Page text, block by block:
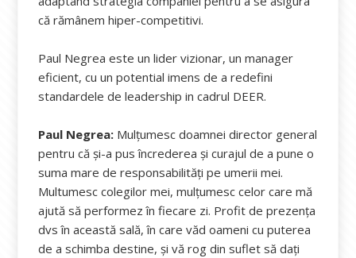
că rămânem hiper-competitivi.
Paul Negrea este un lider vizionar, un manager
eficient, cu un potential imens de a redefini
standardele de leadership in cadrul DEER.
Paul Negrea: Mulțumesc doamnei director general
pentru că și-a pus încrederea și curajul de a pune o
suma mare de responsabilități pe umerii mei.
Multumesc colegilor mei, mulțumesc celor care mă
ajută să performez în fiecare zi. Profit de prezența
dvs în această sală, în care văd oameni cu puterea
de a schimba destine, și vă rog din suflet să dați